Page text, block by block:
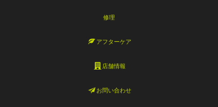
修理
アフターケア
店舗情報
お問い合わせ